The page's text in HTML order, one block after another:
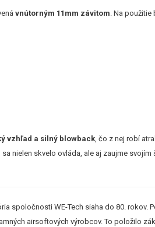
vnútorným 11mm závitom. Na použitie
vzhľad a silný blowback, čo z nej robí
nielen skvelo ovláda, ale aj zaujme
spoločnosti WE-Tech siaha do 80. rokov.
airsoftových výrobcov. To položilo